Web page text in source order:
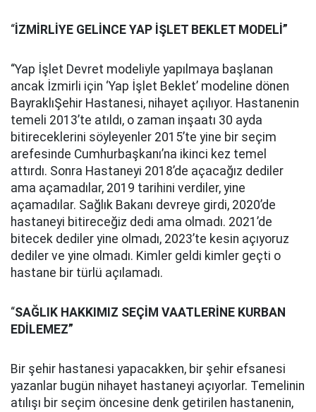
“ İZMİRLİYE GELİNCE YAP İŞLET BEKLET MODELİ”
“Yap İşlet Devret modeliyle yapılmaya başlanan
ancak İzmirli için ‘Yap İşlet Beklet’ modeline dönen
BayraklıŞehir Hastanesi, nihayet açılıyor. Hastanenin
temeli 2013’te atıldı, o zaman inşaatı 30 ayda
bitireceklerini söyleyenler 2015’te yine bir seçim
arefesinde Cumhurbaşkanı’na ikinci kez temel
attırdı. Sonra Hastaneyi 2018’de açacağız dediler
ama açamadılar, 2019 tarihini verdiler, yine
açamadılar. Sağlık Bakanı devreye girdi, 2020’de
hastaneyi bitireceğiz dedi ama olmadı. 2021’de
bitecek dediler yine olmadı, 2023’te kesin açıyoruz
dediler ve yine olmadı. Kimler geldi kimler geçti o
hastane bir türlü açılamadı.
“SAĞLIK HAKKIMIZ SEÇİM VAATLERİNE KURBAN
EDİLEMEZ”
Bir şehir hastanesi yapacakken, bir şehir efsanesi
yazanlar bugün nihayet hastaneyi açıyorlar. Temelinin
atılışı bir seçim öncesine denk getirilen hastanenin,